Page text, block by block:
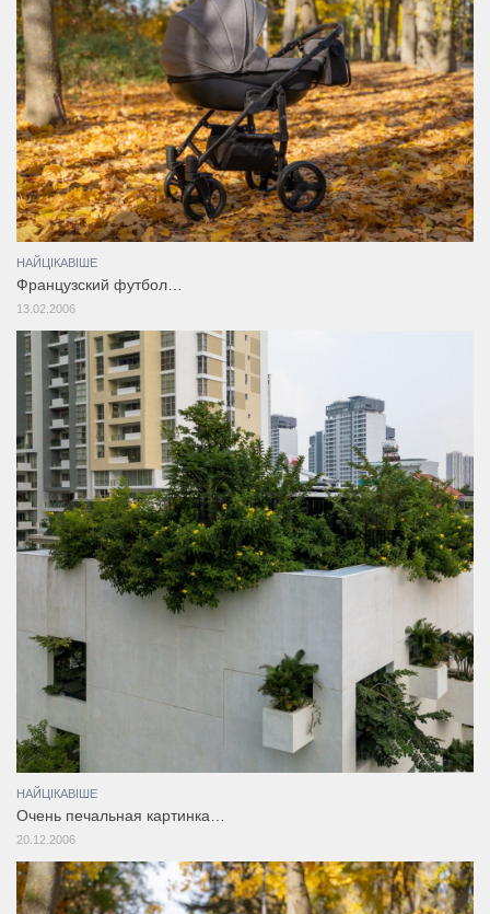
НАЙЦІКАВІШЕ
Французский футбол…
13.02.2006
НАЙЦІКАВІШЕ
Очень печальная картинка…
20.12.2006